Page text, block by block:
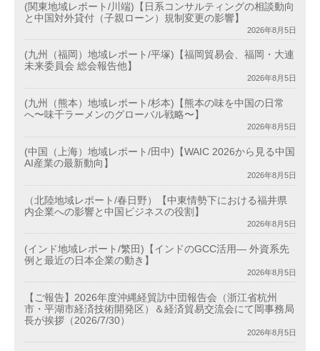
(関東地域レポート/川端)【日系コンサルティングの相談動向
と中国対外貸付（子親ローン）規制変更の影響】
2026年8月5日
(九州（福岡）地域レポート/平塚)【福岡貿易会、福岡・大連
未来委員会 総会報告他】
2026年8月5日
(九州（熊本）地域レポート/杉本)【熊本の味を中国の日常
へ〜味千ラーメンのグローバル戦略〜】
2026年8月5日
(中国（上海）地域レポート/田中)【WAIC 2026から見る中国
AI産業の最新動向】
2026年8月5日
（北陸地域レポート/春日野）【中東情勢下における福井県
内企業への影響と中国ビジネスの役割】
2026年8月5日
(インド地域レポート/繁田)【インドのGCC活用― 外資系先
例と最近の日本企業の動き】
2026年8月5日
【ご報告】2026年度沖縄経貿訪中団報告会（浙江省杭州
市・平湖市経済技術開発区）＆経済貿易交流会にて岡事務局
長が挨拶（2026/7/30）
2026年8月5日